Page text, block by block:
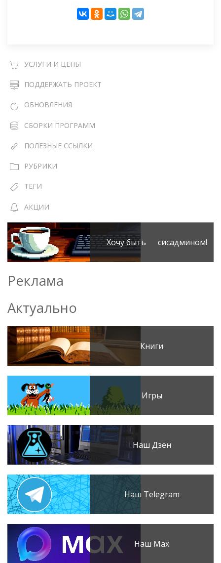
УСЛУГИ И ЦЕНЫ
ПОДДЕРЖАТЬ ПРОЕКТ
ОБНОВЛЕНИЯ
СБОРКИ ПРОГРАММ
ПОЛЕЗНЫЕ ССЫЛКИ
РУБРИКИ
ТЕГИ
АКЦИИ
Хочу быть сисадмином!
Реклама
Актуально
Книги
Игры
Наш Дзен
Наш Telegram
Наш Max